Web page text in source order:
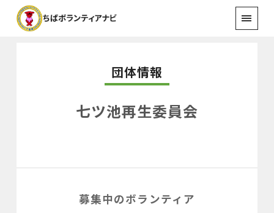
団体情報
七ツ池再生委員会
募集中のボランティア